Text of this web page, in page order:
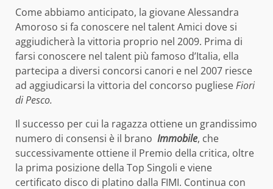
Come abbiamo anticipato, la giovane Alessandra
Amoroso si fa conoscere nel talent Amici dove si
aggiudicherà la vittoria proprio nel 2009. Prima di
farsi conoscere nel talent più famoso d’Italia, ella
partecipa a diversi concorsi canori e nel 2007 riesce
ad aggiudicarsi la vittoria del concorso puglieseFiori
di Pesco.
Il successo per cui la ragazza ottiene un grandissimo
numero di consensi è il brano Immobile, che
successivamente ottiene il Premio della critica, oltre
la prima posizione della Top Singoli e viene
certificato disco di platino dalla FIMI. Continua con